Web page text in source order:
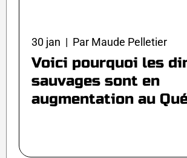
30 jan | Par Maude Pelletier
Voici pourquoi les
sauvages sont en
augmentation au